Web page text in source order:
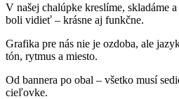
V našej chalúpke kreslíme, skladáme
boli vidieť – krásne aj funkčne.
Grafika pre nás nie je ozdoba, ale
tón, rytmus a miesto.
Od bannera po obal – všetko musí
cieľovke.